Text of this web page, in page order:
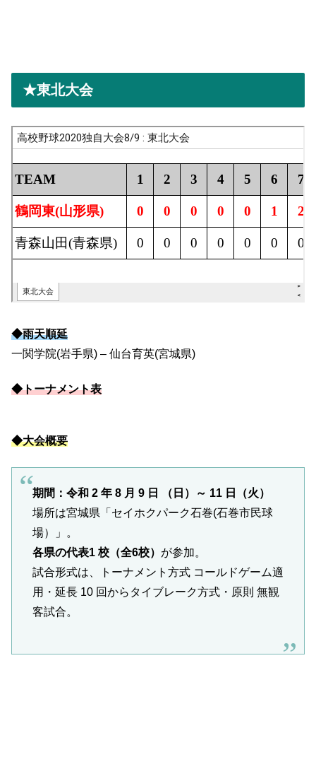
★東北大会
◆雨天順延
一関学院(岩手県) – 仙台育英(宮城県)
◆トーナメント表
◆大会概要
期間：令和 2 年 8 月 9 日 （日）～ 11 日（火）
場所は宮城県「セイホクパーク石巻(石巻市民球
場）」。
各県の代表1 校（全6校） が参加。
試合形式は、トーナメント方式 コールドゲーム適
用・延長 10 回からタイブレーク方式・原則 無観
客試合。